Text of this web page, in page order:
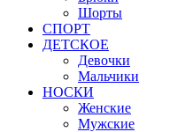
Шорты
СПОРТ
ДЕТСКОЕ
Девочки
Мальчики
НОСКИ
Женские
Мужские